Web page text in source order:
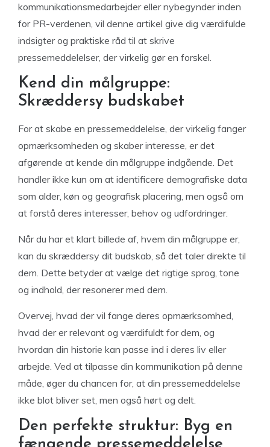
kommunikationsmedarbejder eller nybegynder inden
for PR-verdenen, vil denne artikel give dig værdifulde
indsigter og praktiske råd til at skrive
pressemeddelelser, der virkelig gør en forskel.
Kend din målgruppe:
Skræddersy budskabet
For at skabe en pressemeddelelse, der virkelig fanger
opmærksomheden og skaber interesse, er det
afgørende at kende din målgruppe indgående. Det
handler ikke kun om at identificere demografiske data
som alder, køn og geografisk placering, men også om
at forstå deres interesser, behov og udfordringer.
Når du har et klart billede af, hvem din målgruppe er,
kan du skræddersy dit budskab, så det taler direkte til
dem. Dette betyder at vælge det rigtige sprog, tone
og indhold, der resonerer med dem.
Overvej, hvad der vil fange deres opmærksomhed,
hvad der er relevant og værdifuldt for dem, og
hvordan din historie kan passe ind i deres liv eller
arbejde. Ved at tilpasse din kommunikation på denne
måde, øger du chancen for, at din pressemeddelelse
ikke blot bliver set, men også hørt og delt.
Den perfekte struktur: Byg en